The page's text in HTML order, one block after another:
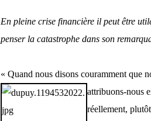
En pleine crise financière il peut être
penser la catastrophe dans son
« Quand nous disons couramment que
attribuons-nous
réellement,